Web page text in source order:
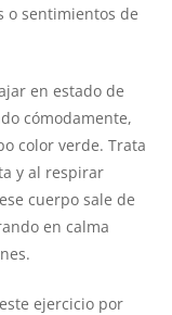
o sentimientos de
en estado de
cómodamente,
color verde. Trata
y al respirar
cuerpo sale de
en calma
ejercicio por